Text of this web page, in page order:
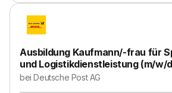
Ausbildung Kaufmann/-frau für
und Logistikdienstleistung (m/w/
beiDeutsche Post AG